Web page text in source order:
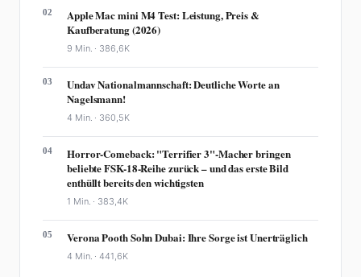
02
Apple Mac mini M4 Test: Leistung, Preis &
Kaufberatung (2026)
9 Min. · 386,6K
03
Undav Nationalmannschaft: Deutliche Worte an
Nagelsmann!
4 Min. · 360,5K
04
Horror-Comeback: "Terrifier 3"-Macher bringen
beliebte FSK-18-Reihe zurück – und das erste Bild
enthüllt bereits den wichtigsten
1 Min. · 383,4K
05 Verona Pooth Sohn Dubai: Ihre Sorge ist Unerträglich
4 Min. ·441,6K